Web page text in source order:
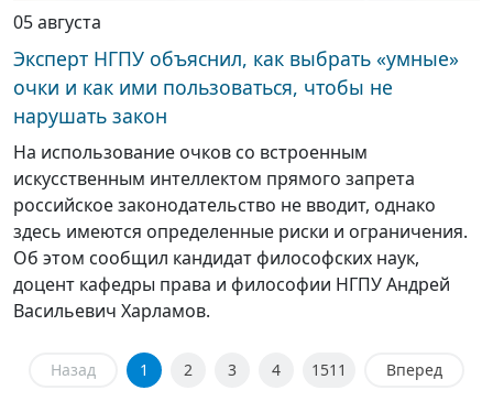
05 августа
Эксперт НГПУ объяснил, как выбрать «умные»
очки и как ими пользоваться, чтобы не
нарушать закон
На использование очков со встроенным
искусственным интеллектом прямого запрета
российское законодательство не вводит, однако
здесь имеются определенные риски и ограничения.
Об этом сообщил кандидат философских наук,
доцент кафедры права и философии НГПУ Андрей
Васильевич Харламов.
Назад 1 2 3 4 1511 Вперед